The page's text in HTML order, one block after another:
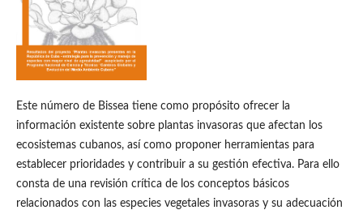
Este número de Bissea tiene como propósito ofrecer la
información existente sobre plantas invasoras que afectan los
ecosistemas cubanos, así como proponer herramientas para
establecer prioridades y contribuir a su gestión efectiva. Para ello
consta de una revisión crítica de los conceptos básicos
relacionados con las especies vegetales invasoras y su adecuación